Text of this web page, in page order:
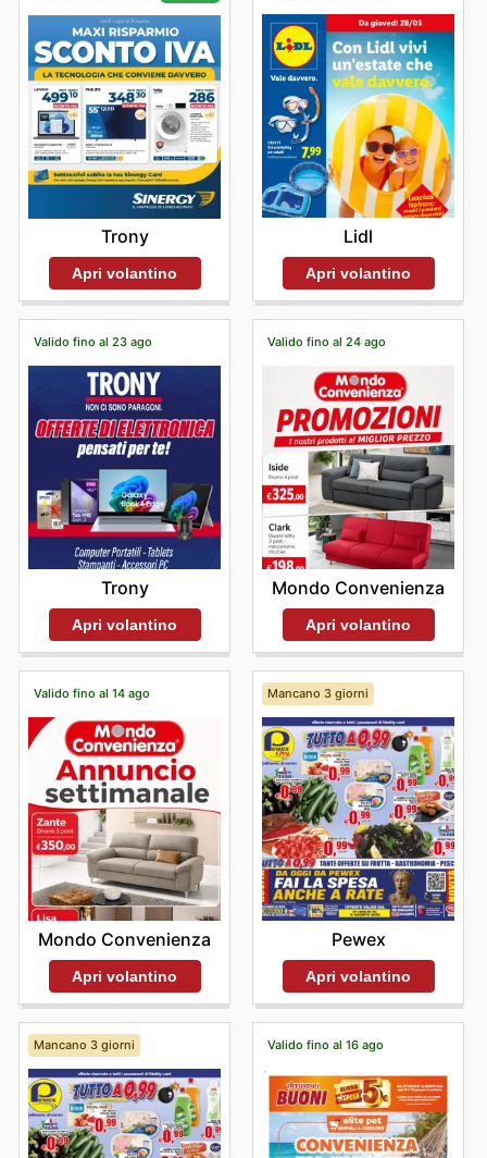
Trony
Apri volantino
Lidl
Apri volantino
Valido fino al 23 ago
Trony
Apri volantino
Valido fino al 24 ago
Mondo Convenienza
Apri volantino
Valido fino al 14 ago
Mondo Convenienza
Apri volantino
Mancano 3 giorni
Pewex
Apri volantino
Mancano 3 giorni Valido fino al 16 ago